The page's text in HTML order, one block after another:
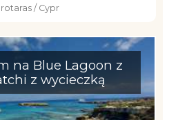
/ Cypr
na Blue Lagoon z
z wycieczką